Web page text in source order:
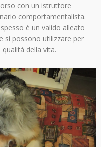
con un istruttore
comportamentalista.
è un valido alleato
si possono utilizzare per
della vita.